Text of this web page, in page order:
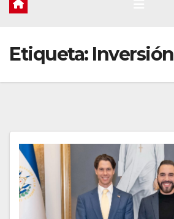
Etiqueta: Inversión